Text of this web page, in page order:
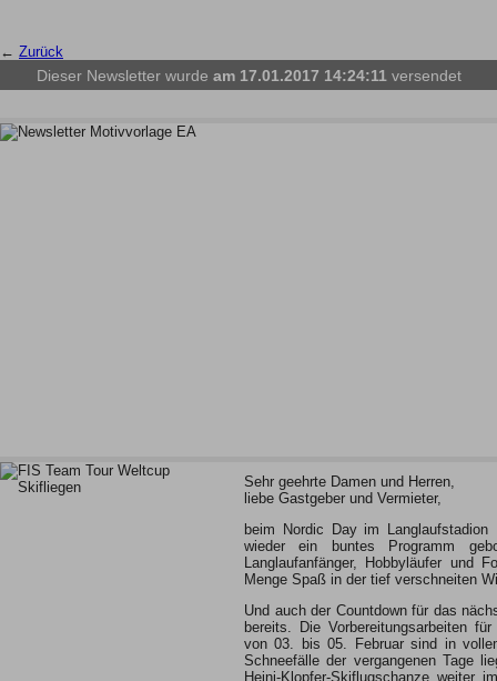
← Zurück
Dieser Newsletter wurde am 17.01.2017 14:24:11 versendet
Sehr geehrte Damen und Herren,
liebe Gastgeber und Vermieter,
beim Nordic Day im Langlaufstadion
wieder ein buntes Programm
Langlaufanfänger, Hobbyläufer und
Menge Spaß in der tief verschneiten
Und auch der Countdown für das
bereits. Die Vorbereitungsarbeiten
von 03. bis 05. Februar sind in
Schneefälle der vergangenen Tage
Heini-Klopfer-Skiflugschanze weiter